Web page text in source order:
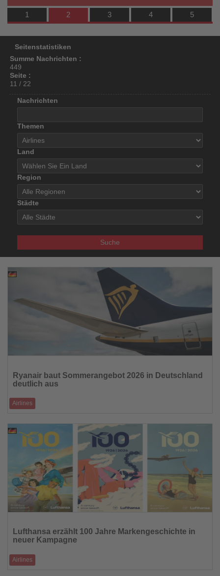
1 2 3 4 5
Seitenstatistiken
Summe Nachrichten :
449
Seite :
11 / 22
Nachrichten
Themen
Land
Region
Städte
Suche
17.01.2026
die
Nachrichten
Ryanair baut Sommerangebot 2026 in Deutschland
deutlich aus
Airlines
Steuersenkung und eingefrorene16.01.2026
die
Nachrichten
Lufthansa erzählt 100 Jahre Markengeschichte in
neuer Kampagne
Airlines